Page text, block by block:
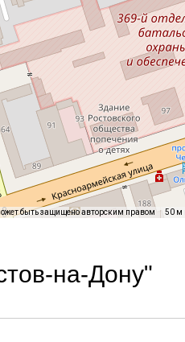
быть защищено авторским правом 50 м
на-Дону"